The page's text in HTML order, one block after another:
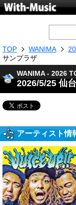
TOP WANIMA
サンプラザ
WANIMA - 2026
2026/5/25 仙
アーティスト情